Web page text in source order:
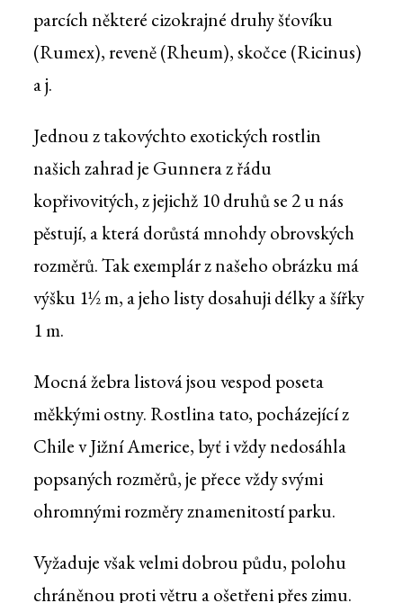
parcích některé cizokrajné druhy šťovíku
(Rumex), reveně (Rheum), skočce (Ricinus)
a j.
Jednou z takovýchto exotických rostlin
našich zahrad je Gunnera z řádu
kopřivovitých, z jejichž 10 druhů se 2 u nás
pěstují, a která dorůstá mnohdy obrovských
rozměrů. Tak exemplár z našeho obrázku má
výšku 1½ m, a jeho listy dosahuji délky a šířky
1 m.
Mocná žebra listová jsou vespod poseta
měkkými ostny. Rostlina tato, pocházející z
Chile v Jižní Americe, byť i vždy nedosáhla
popsaných rozměrů, je přece vždy svými
ohromnými rozměry znamenitostí parku.
Vyžaduje však velmi dobrou půdu, polohu
chráněnou proti větru a ošetřeni přes zimu.